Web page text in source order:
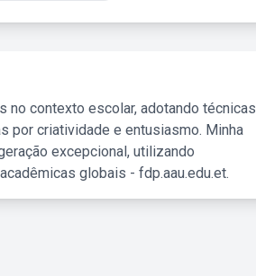
no contexto escolar, adotando técnicas
por criatividade e entusiasmo. Minha
excepcional, utilizando
globais - fdp.aau.edu.et.